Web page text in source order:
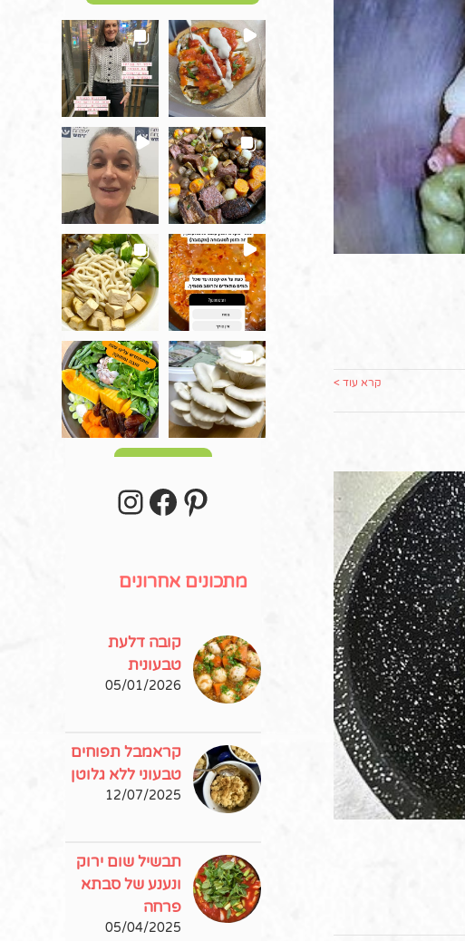
קרא עוד >
Pinterest
מתכונים אחרונים
קובה דלעת
טבעונית
05/01/2026
קראמבל תפוחים
טבעוני ללא גלוטן
12/07/2025
תבשיל שום ירוק
ונענע של סבתא
פרחה
05/04/2025